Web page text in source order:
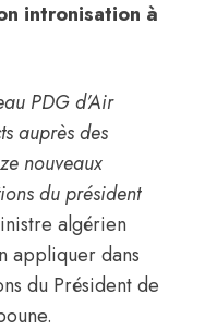
intronisation à
PDG d’Air
auprès des
nouveaux
du président
algérien
appliquer dans
du Président de
.